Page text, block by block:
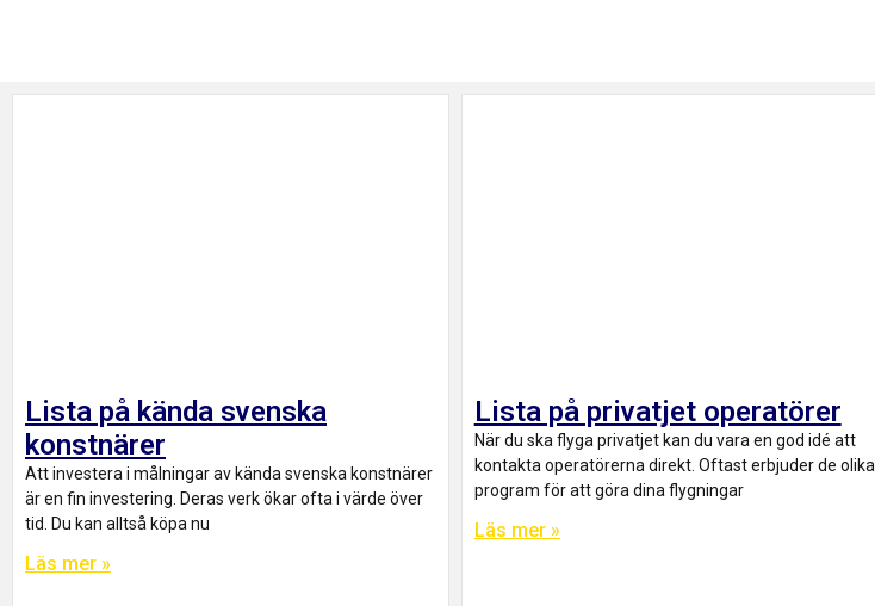
Lista på kända svenska
konstnärer
Att investera i målningar av kända svenska konstnärer
är en fin investering. Deras verk ökar ofta i värde över
tid. Du kan alltså köpa nu
Läs mer »
Lista på privatjet operatörer
När du ska flyga privatjet kan du vara en god idé att
kontakta operatörerna direkt. Oftast erbjuder de olika
program för att göra dina flygningar
Läs mer »